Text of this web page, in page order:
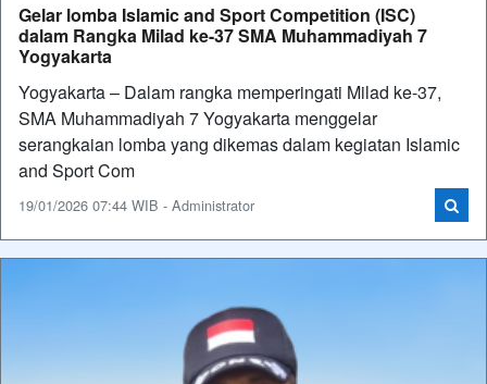
Gelar lomba Islamic and Sport Competition (ISC)
dalam Rangka Milad ke-37 SMA Muhammadiyah 7
Yogyakarta
Yogyakarta – Dalam rangka memperingati Milad ke-37,
SMA Muhammadiyah 7 Yogyakarta menggelar
serangkaian lomba yang dikemas dalam kegiatan Islamic
and Sport Com
19/01/2026 07:44 WIB - Administrator